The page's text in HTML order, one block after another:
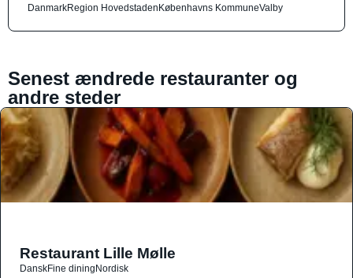
DanmarkRegion HovedstadenKøbenhavns KommuneValby
Senest ændrede restauranter og
andre steder
Restaurant Lille Mølle
DanskFine diningNordisk